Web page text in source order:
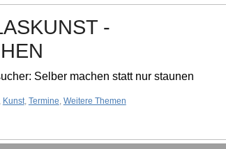
-
Selber machen statt nur staunen
Kunst, Termine, Weitere Themen